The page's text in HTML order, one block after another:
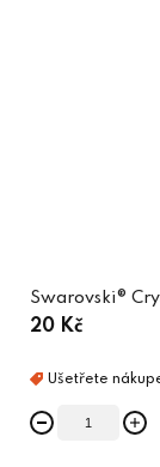
Swarovski®
20 Kč